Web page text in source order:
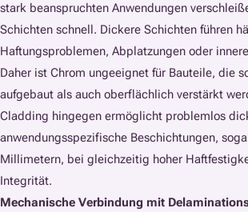
stark beanspruchten Anwendungen
Schichten schnell. Dickere Schichten führen
Haftungsproblemen, Abplatzungen oder
Daher ist Chrom ungeeignet für Bauteile, die
aufgebaut als auch oberflächlich verstärkt
Cladding hingegen ermöglicht problemlos
anwendungsspezifische Beschichtungen,
Millimetern, bei gleichzeitig hoher
Integrität.
Mechanische Verbindung mit